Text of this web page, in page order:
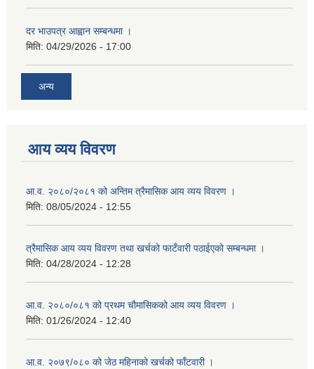
दर भाउपत्र आह्वान सम्बन्धमा ।
मिति: 04/29/2026 - 17:00
अन्य
आय व्यय विवरण
आ.व. २०८०/२०८१ को अन्तिम त्रैमासिक आय व्यय विवरण ।
मिति: 08/05/2024 - 12:55
त्रैमासिक आय व्यय विवरण तथा खर्चको फाटँवारी पठाईएको सम्बन्धमा ।
मिति: 04/28/2024 - 12:28
आ.व. २०८०/०८१ को प्रथम चौमासिकको आय व्यय विवरण ।
मिति: 01/26/2024 - 12:40
आ.व. २०७९/०८० को जेठ महिनाको खर्चको फाँटवारी ।